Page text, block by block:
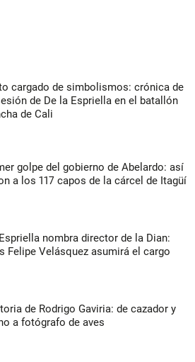
cargado de simbolismos: crónica de
de De la Espriella en el batallón
de Cali
golpe del gobierno de Abelardo: así
a los 117 capos de la cárcel de Itagüí
nombra director de la Dian:
Felipe Velásquez asumirá el cargo
de Rodrigo Gaviria: de cazador y
a fotógrafo de aves